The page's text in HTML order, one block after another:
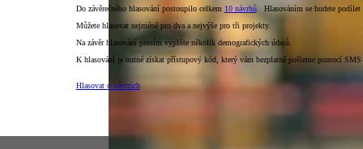
Do závěrečného hlasování postoupilo celkem 10 návrhů. Hlasováním se budete podílet
Můžete hlasovat nejméně pro dva a nejvýše pro tři projekty.
Na závěr hlasování prosím vyplňte několik demografických údajů.
K hlasování je nutné získat přístupový kód, který vám bezplatně pošleme pomocí
Hlasovat o návrzích